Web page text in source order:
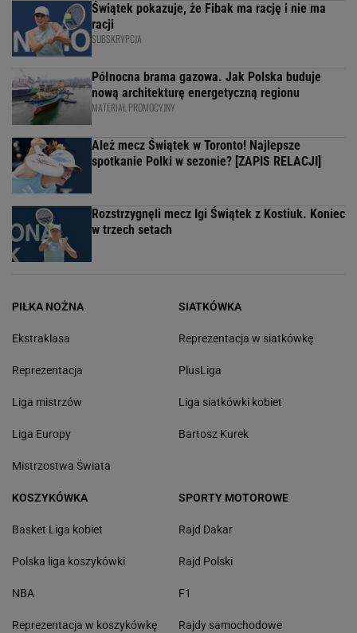
Świątek pokazuje, że Fibak ma rację i nie ma
racji
SUBSKRYPCJA
Północna brama gazowa. Jak Polska buduje
nową architekturę energetyczną regionu
MATERIAŁ PROMOCYJNY
Ależ mecz Świątek w Toronto! Najlepsze
spotkanie Polki w sezonie? [ZAPIS RELACJI]
Rozstrzygnęli mecz Igi Świątek z Kostiuk. Koniec
w trzech setach
PIŁKA NOŻNA
Ekstraklasa
Reprezentacja
Liga mistrzów
Liga Europy
Mistrzostwa Świata
SIATKÓWKA
Reprezentacja w siatkówkę
PlusLiga
Liga siatkówki kobiet
Bartosz Kurek
KOSZYKÓWKA
Basket Liga kobiet
Polska liga koszykówki
NBA
Reprezentacja w koszykówkę
SPORTY MOTOROWE
Rajd Dakar
Rajd Polski
F1
Rajdy samochodowe